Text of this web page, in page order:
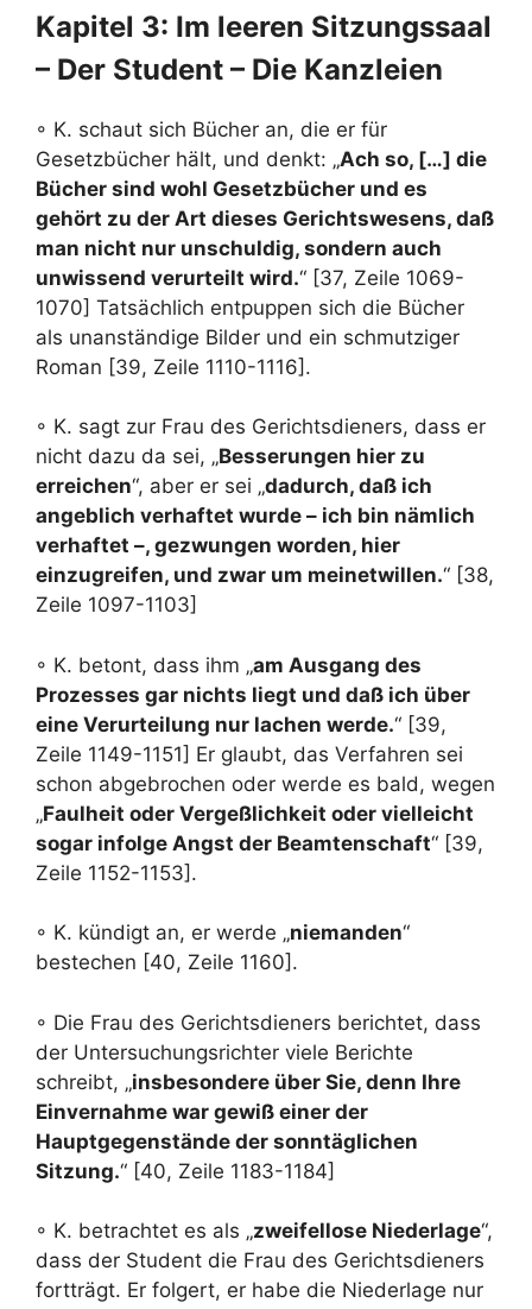
Kapitel 3: Im leeren Sitzungssaal
– Der Student – Die Kanzleien
◦ K. schaut sich Bücher an, die er für
Gesetzbücher hält, und denkt: „Ach so, […] die
Bücher sind wohl Gesetzbücher und es
gehört zu der Art dieses Gerichtswesens, daß
man nicht nur unschuldig, sondern auch
unwissend verurteilt wird.“ [37, Zeile 1069-
1070] Tatsächlich entpuppen sich die Bücher
als unanständige Bilder und ein schmutziger
Roman [39, Zeile 1110-1116].
◦ K. sagt zur Frau des Gerichtsdieners, dass er
nicht dazu da sei, „Besserungen hier zu
erreichen“, aber er sei „dadurch, daß ich
angeblich verhaftet wurde – ich bin nämlich
verhaftet –, gezwungen worden, hier
einzugreifen, und zwar um meinetwillen.“ [38,
Zeile 1097-1103]
◦ K. betont, dass ihm „am Ausgang des
Prozesses gar nichts liegt und daß ich über
eine Verurteilung nur lachen werde.“ [39,
Zeile 1149-1151] Er glaubt, das Verfahren sei
schon abgebrochen oder werde es bald, wegen
„Faulheit oder Vergeßlichkeit oder vielleicht
sogar infolge Angst der Beamtenschaft“ [39,
Zeile 1152-1153].
◦ K. kündigt an, er werde „niemanden“
bestechen [40, Zeile 1160].
◦ Die Frau des Gerichtsdieners berichtet, dass
der Untersuchungsrichter viele Berichte
schreibt, „insbesondere über Sie, denn Ihre
Einvernahme war gewiß einer der
Hauptgegenstände der sonntäglichen
Sitzung.“ [40, Zeile 1183-1184]
◦ K. betrachtet es als „zweifellose Niederlage“,
dass der Student die Frau des Gerichtsdieners
fortträgt. Er folgert, er habe die Niederlage nur